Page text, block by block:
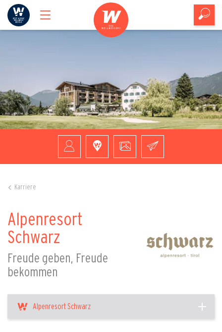
Karriere
Alpenresort
Schwarz
Freude geben, Freude
bekommen
Alpenresort Schwarz